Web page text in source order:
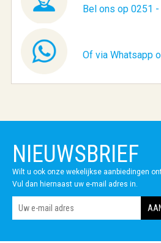
Bel ons op 0251
Of via Whatsapp
NIEUWSBRIEF
Wilt u ook onze wekelijkse aanbiedingen
Vul dan hiernaast uw e-mail adres in.